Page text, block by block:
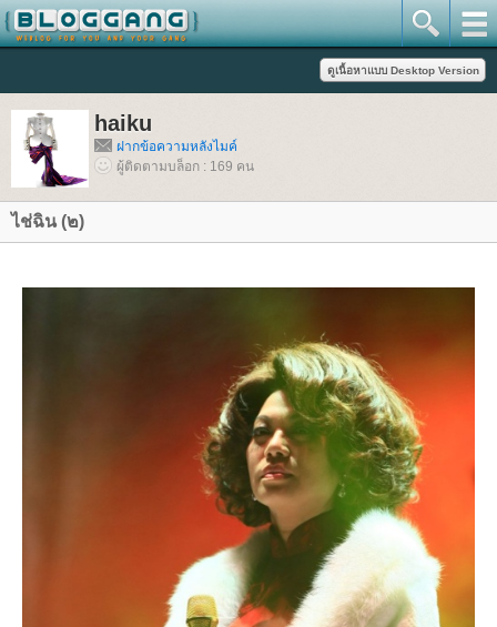
haiku
ฝากข้อความหลังไมค์
ผู้ติดตามบล็อก : 169 คน
ไช่ฉิน (๒)